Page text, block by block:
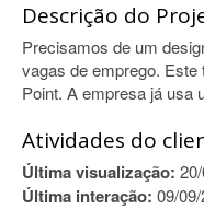
Descrição do
Precisamos de um
vagas de emprego.
Point. A empresa já usa
Atividades do
Última visualização:
Última interação: 09/